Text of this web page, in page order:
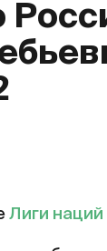
Лиги наций